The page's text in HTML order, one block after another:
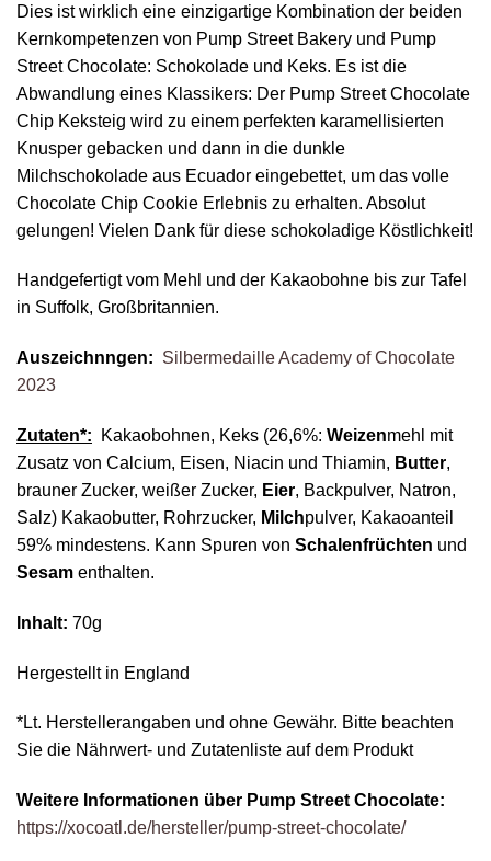
Dies ist wirklich eine einzigartige Kombination der beiden
Kernkompetenzen von Pump Street Bakery und Pump
Street Chocolate: Schokolade und Keks. Es ist die
Abwandlung eines Klassikers: Der Pump Street Chocolate
Chip Keksteig wird zu einem perfekten karamellisierten
Knusper gebacken und dann in die dunkle
Milchschokolade aus Ecuador eingebettet, um das volle
Chocolate Chip Cookie Erlebnis zu erhalten. Absolut
gelungen! Vielen Dank für diese schokoladige Köstlichkeit!
Handgefertigt vom Mehl und der Kakaobohne bis zur Tafel
in Suffolk, Großbritannien.
Auszeichnngen: Silbermedaille Academy of Chocolate
2023
Zutaten*: Kakaobohnen, Keks (26,6%: Weizenmehl mit
Zusatz von Calcium, Eisen, Niacin und Thiamin, Butter,
brauner Zucker, weißer Zucker, Eier, Backpulver, Natron,
Salz) Kakaobutter, Rohrzucker, Milchpulver, Kakaoanteil
59% mindestens. Kann Spuren von Schalenfrüchten und
Sesam enthalten.
Inhalt: 70g
Hergestellt in England
*Lt. Herstellerangaben und ohne Gewähr. Bitte beachten
Sie die Nährwert- und Zutatenliste auf dem Produkt
Weitere Informationen über Pump Street Chocolate:
https://xocoatl.de/hersteller/pump-street-chocolate/